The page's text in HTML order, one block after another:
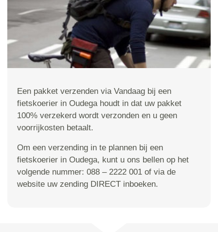
Een pakket verzenden via Vandaag bij een
fietskoerier in Oudega houdt in dat uw pakket
100% verzekerd wordt verzonden en u geen
voorrijkosten betaalt.
Om een verzending in te plannen bij een
fietskoerier in Oudega, kunt u ons bellen op het
volgende nummer: 088 – 2222 001 of via de
website uw zending DIRECT inboeken.